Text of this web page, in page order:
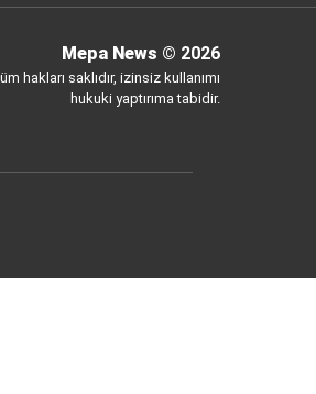
Mepa News © 2026
hakları saklıdır, izinsiz kullanımı
hukuki yaptırıma tabidir.